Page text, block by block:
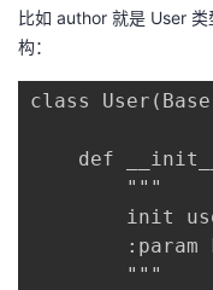
比如 author 就是 User
构：
class
def
"""
init user
:param
"""